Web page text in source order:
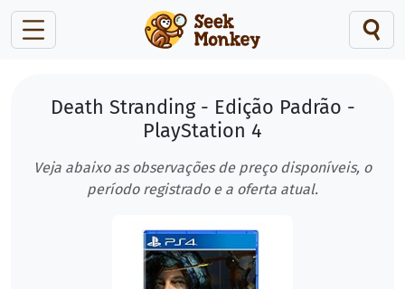
Death Stranding - Edição Padrão -
PlayStation 4
Veja abaixo as observações de preço disponíveis, o
período registrado e a oferta atual.